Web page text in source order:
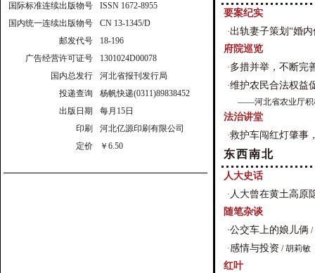
国际标准连续出版物号
ISSN 1672-8955
国内统一连续出版物号
CN 13-1345/D
邮发代号
18-196
广告经营许可证号
1301024D00078
国内总发行
河北省报刊发行局
投递查询
杨帆快递(0311)89838452
出版日期
每月15日
印刷
河北亿源印刷有限公司
定价
￥6.50
要案纪实
·出轨妻子策划“婚
府院巡览
·多措并举，不断完
·维护农民合法权益
——河北省农业厅积
法治讲堂
·救护车闯红灯肇事
东西南北
人大史话
· 人大曾在黄土高原
随笔杂谈
·公交车上的娘儿俩 /
·感情与投资 / 胡莉敏
红叶